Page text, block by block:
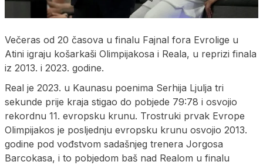
Večeras od 20 časova u finalu Fajnal fora Evrolige u
Atini igraju košarkaši Olimpijakosa i Reala, u reprizi finala
iz 2013. i 2023. godine.
Real je 2023. u Kaunasu poenima Serhija Ljulja tri
sekunde prije kraja stigao do pobjede 79:78 i osvojio
rekordnu 11. evropsku krunu. Trostruki prvak Evrope
Olimpijakos je posljednju evropsku krunu osvojio 2013.
godine pod vođstvom sadašnjeg trenera Jorgosa
Barcokasa, i to pobjedom baš nad Realom u finalu